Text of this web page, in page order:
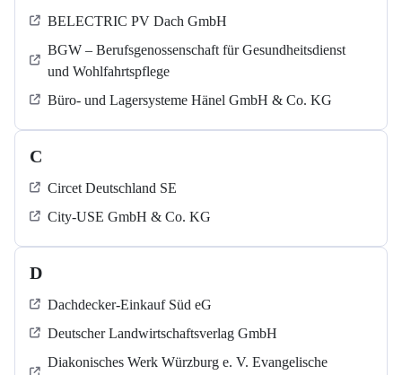
BELECTRIC PV Dach GmbH
BGW – Berufsgenossenschaft für Gesundheitsdienst
und Wohlfahrtspflege
Büro- und Lagersysteme Hänel GmbH & Co. KG
C
Circet Deutschland SE
City-USE GmbH & Co. KG
D
Dachdecker-Einkauf Süd eG
Deutscher Landwirtschaftsverlag GmbH
Diakonisches Werk Würzburg e. V. Evangelische